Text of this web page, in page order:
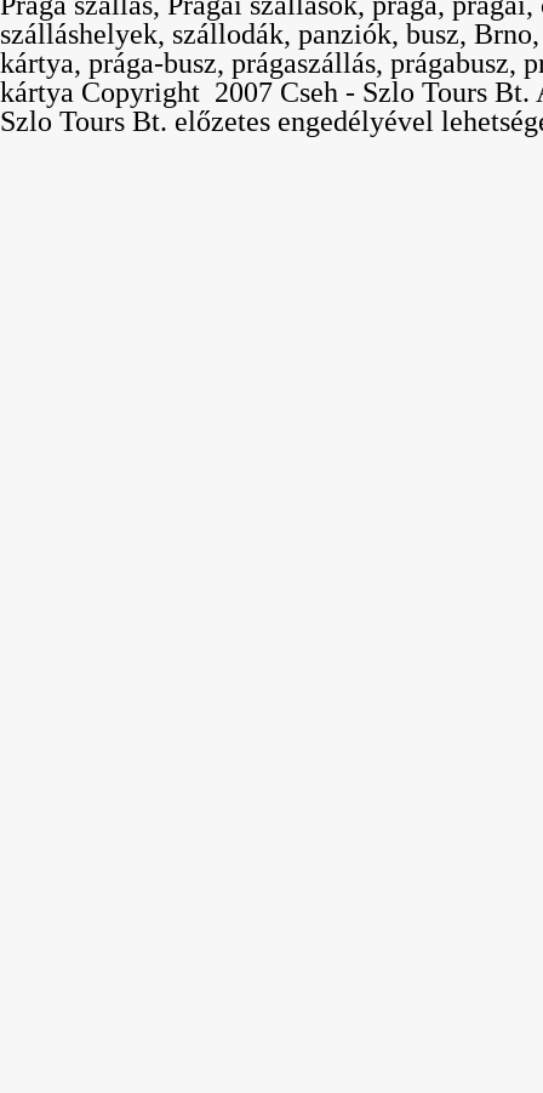
szálláshelyek, szállodák, panziók, busz,
kártya, prága-busz, prágaszállás, prágabusz,
kártya Copyright  2007 Cseh - Szlo Tours
Szlo Tours Bt. előzetes engedélyével